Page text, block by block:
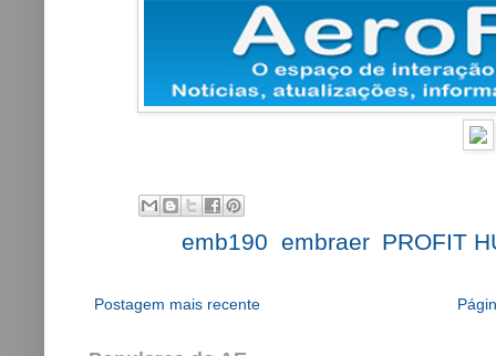
emb190 embraer, PROFIT
Postagem mais recente